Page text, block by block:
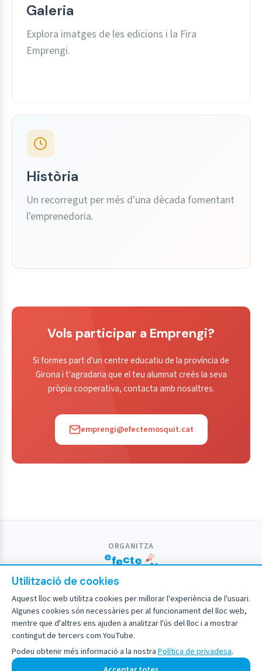
Galeria
Explora imatges de les edicions i la Fira
Emprengi.
Història
Un recorregut per més d'una dècada fomentant
l'emprenedoria.
Vols participar a Emprengi?
Si formes part d'un centre educatiu de la província de
Girona i t'agradaria que el teu alumnat creés la seva
pròpia cooperativa, contacta amb nosaltres.
emprengi@efectemosquit.cat
ORGANITZA
PROMOU I FINANÇA
PARTICIPA
Avís legal
Política de privadesa
Utilització de cookies
Aquest lloc web utilitza cookies per millorar l'experiència de l'usuari.
Algunes cookies són necessàries per al funcionament del lloc web,
mentre que d'altres ens ajuden a analitzar l'ús del lloc i a mostrar
contingut de tercers com YouTube.
Podeu obtenir més informació a la nostraPolítica de privadesa.